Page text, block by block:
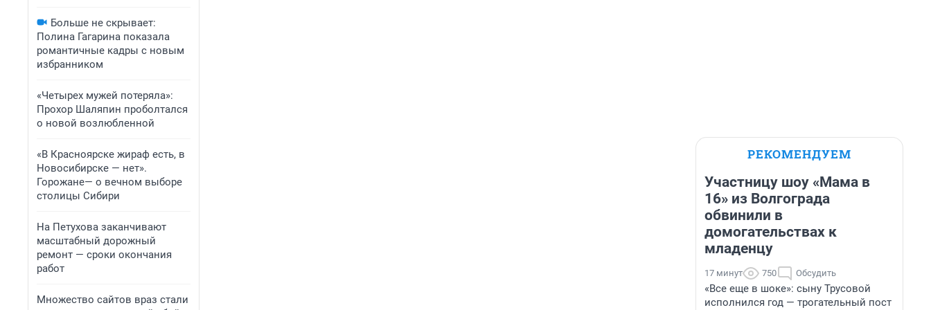
Больше не скрывает:
Полина Гагарина показала
романтичные кадры с новым
избранником
«Четырех мужей потеряла»:
Прохор Шаляпин проболтался
о новой возлюбленной
«В Красноярске жираф есть, в
Новосибирске — нет».
Горожане— о вечном выборе
столицы Сибири
На Петухова заканчивают
масштабный дорожный
ремонт — сроки окончания
работ
Множество сайтов враз стали
РЕКОМЕНДУЕМ
Участницу шоу «Мама в
16» из Волгограда
обвинили в
домогательствах к
младенцу
17 минут 750 Обсудить
«Все еще в шоке»: сыну Трусовой
исполнился год — трогательный пост